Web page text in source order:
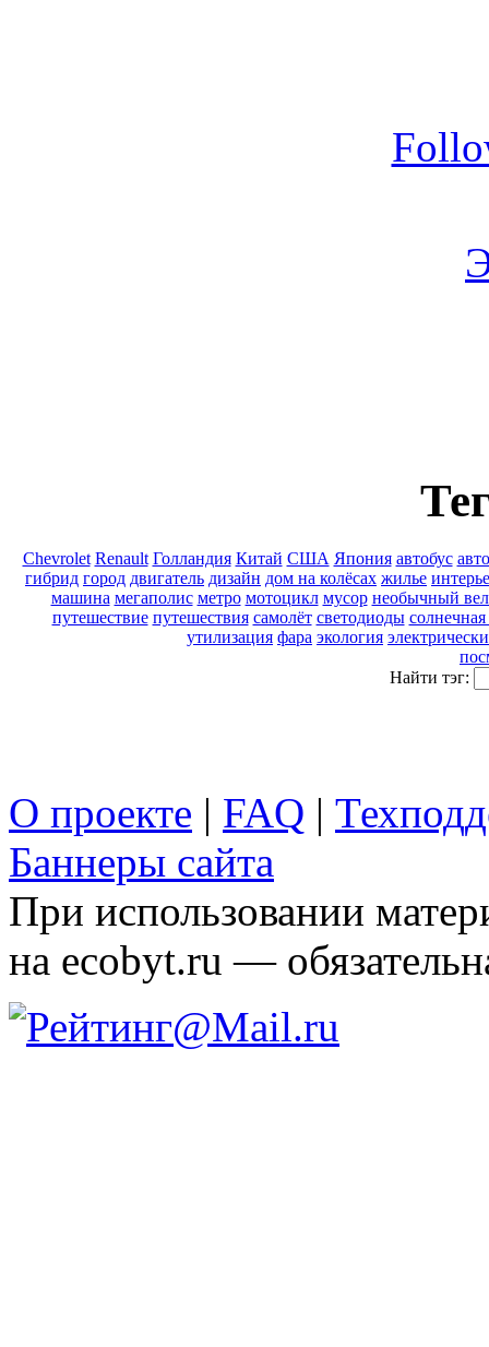
Chevrolet Renault Голландия Китай США Япония автобус
гибрид город двигатель дизайн дом на колёсах жилье
машина мегаполис метро мотоцикл мусор необычный
путешествие путешествия самолёт светодиоды солнечная
утилизация фара экология
Найти тэг:
О проекте | FAQ |
Баннеры сайта
При использовании
на ecobyt.ru —